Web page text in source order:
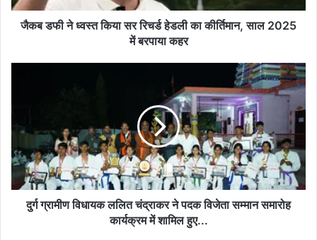
का
कीर्तिमान,
जैकब डफी ने ध्वस्त किया सर रिचर्ड हेडली का कीर्तिमान, साल 2025
में बरपाया कहर
चंद्राकर
पदक
विजेता
सम्मान
समारोहदुर्ग ग्रामीण विधायक ललित चंद्राकर ने पदक विजेता सम्मान समारोह
कार्यक्रम में शामिल हुए...